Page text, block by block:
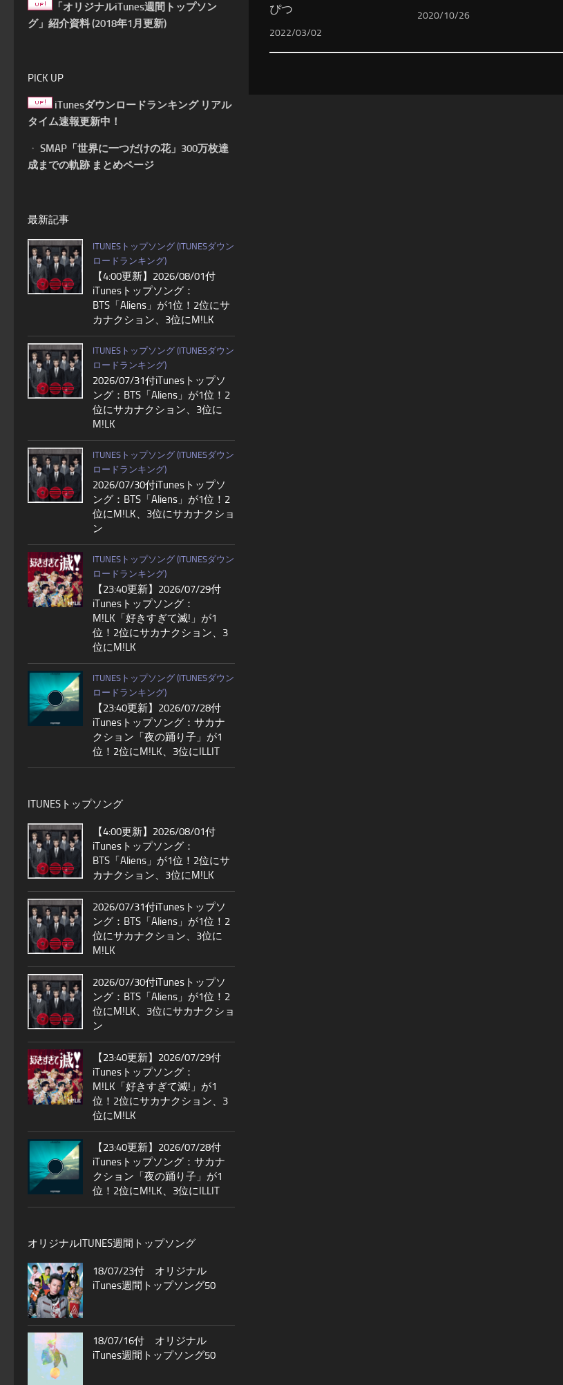
ぴつ
2022/03/02
2020/10/26
「オリジナルiTunes週間トップソン
グ」紹介資料 (2018年1月更新)
PICK UP
iTunesダウンロードランキング リアル
タイム速報更新中！
・ SMAP「世界に一つだけの花」300万枚達
成までの軌跡 まとめページ
最新記事
ITUNESトップソング (ITUNESダウン
ロードランキング)
【4:00更新】2026/08/01付
iTunesトップソング：
BTS「Aliens」が1位！2位にサ
カナクション、3位にM!LK
ITUNESトップソング (ITUNESダウン
ロードランキング)
2026/07/31付iTunesトップソ
ング：BTS「Aliens」が1位！2
位にサカナクション、3位に
M!LK
ITUNESトップソング (ITUNESダウン
ロードランキング)
2026/07/30付iTunesトップソ
ング：BTS「Aliens」が1位！2
位にM!LK、3位にサカナクショ
ン
ITUNESトップソング (ITUNESダウン
ロードランキング)
【23:40更新】2026/07/29付
iTunesトップソング：
M!LK「好きすぎて滅!」が1
位！2位にサカナクション、3
位にM!LK
ITUNESトップソング (ITUNESダウン
ロードランキング)
【23:40更新】2026/07/28付
iTunesトップソング：サカナ
クション「夜の踊り子」が1
位！2位にM!LK、3位にILLIT
ITUNESトップソング
【4:00更新】2026/08/01付
iTunesトップソング：
BTS「Aliens」が1位！2位にサ
カナクション、3位にM!LK
2026/07/31付iTunesトップソ
ング：BTS「Aliens」が1位！2
位にサカナクション、3位に
M!LK
2026/07/30付iTunesトップソ
ング：BTS「Aliens」が1位！2
位にM!LK、3位にサカナクショ
ン
【23:40更新】2026/07/29付
iTunesトップソング：
M!LK「好きすぎて滅!」が1
位！2位にサカナクション、3
位にM!LK
【23:40更新】2026/07/28付
iTunesトップソング：サカナ
クション「夜の踊り子」が1
位！2位にM!LK、3位にILLIT
オリジナルITUNES週間トップソング
18/07/23付 オリジナル
iTunes週間トップソング50
18/07/16付 オリジナル
iTunes週間トップソング50